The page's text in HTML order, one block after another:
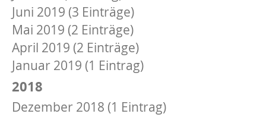
Juni 2019 (3 Einträge)
Mai 2019 (2 Einträge)
April 2019 (2 Einträge)
Januar 2019 (1 Eintrag)
2018
Dezember 2018 (1 Eintrag)